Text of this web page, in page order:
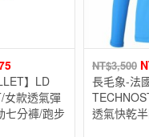
】LD
女款透氣彈
七分褲/跑步
NT$3,500
長毛象-法
透氣快乾